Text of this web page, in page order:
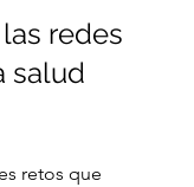
redes
salud
retos que